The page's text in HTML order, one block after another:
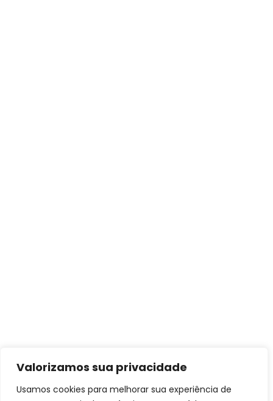
Valorizamos sua privacidade
Usamos cookies para melhorar sua experiência de